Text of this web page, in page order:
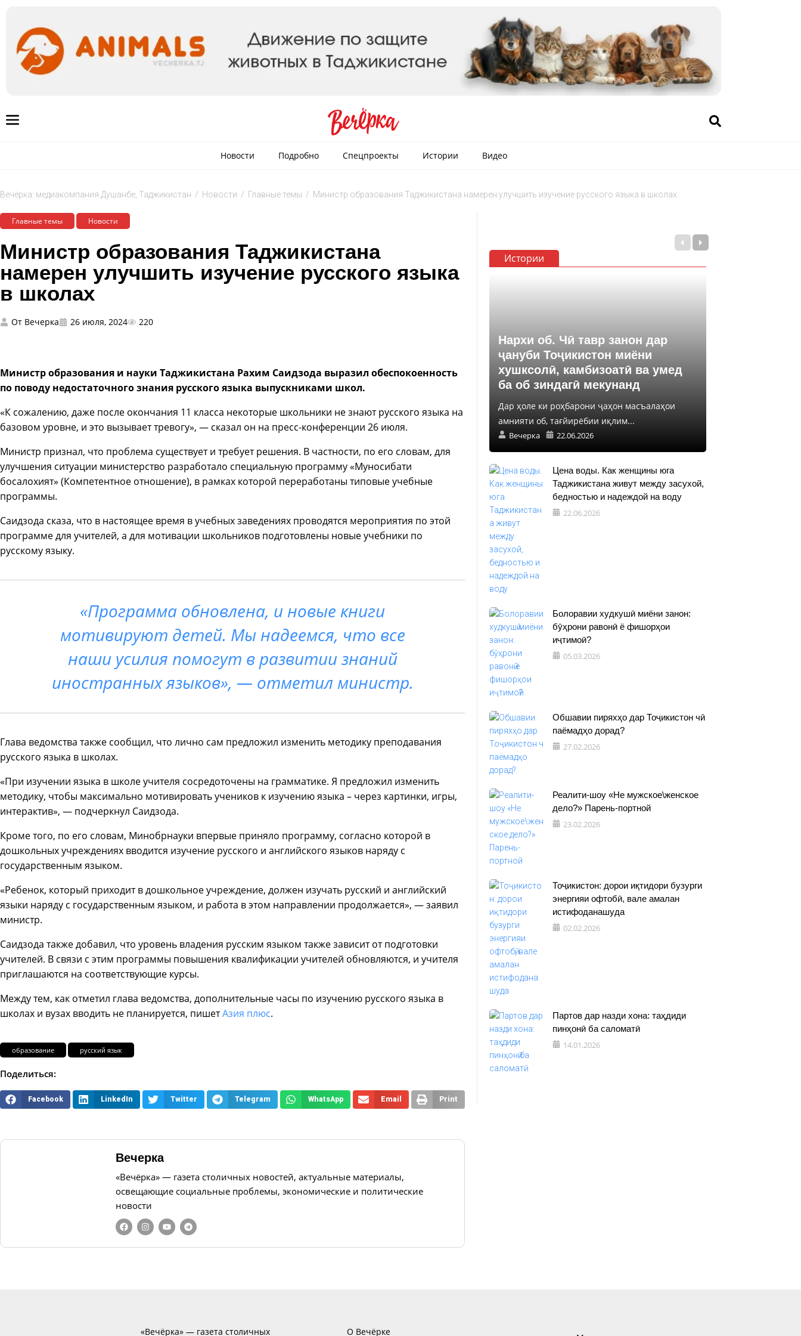
Новости Подробно Спецпроекты Истории Видео
Вечёрка: медиакомпания Душанбе, Таджикистан / Новости / Главные темы / Министр образования Таджикистана намерен улучшить изучение русского языка в школах
Главные темы Новости
Министр образования Таджикистана
намерен улучшить изучение русского языка
в школах
От Вечерка 26 июля, 2024 220
Министр образования и науки Таджикистана Рахим Саидзода выразил обеспокоенность
по поводу недостаточного знания русского языка выпускниками школ.
«К сожалению, даже после окончания 11 класса некоторые школьники не знают русского языка на
базовом уровне, и это вызывает тревогу», — сказал он на пресс-конференции 26 июля.
Министр признал, что проблема существует и требует решения. В частности, по его словам, для
улучшения ситуации министерство разработало специальную программу «Муносибати
босалохият» (Компетентное отношение), в рамках которой переработаны типовые учебные
программы.
Саидзода сказа, что в настоящее время в учебных заведениях проводятся мероприятия по этой
программе для учителей, а для мотивации школьников подготовлены новые учебники по
русскому языку.
«Программа обновлена, и новые книги
мотивируют детей. Мы надеемся, что все
наши усилия помогут в развитии знаний
иностранных языков», — отметил министр.
Глава ведомства также сообщил, что лично сам предложил изменить методику преподавания
русского языка в школах.
«При изучении языка в школе учителя сосредоточены на грамматике. Я предложил изменить
методику, чтобы максимально мотивировать учеников к изучению языка – через картинки, игры,
интерактив», — подчеркнул Саидзода.
Кроме того, по его словам, Минобрнауки впервые приняло программу, согласно которой в
дошкольных учреждениях вводится изучение русского и английского языков наряду с
государственным языком.
«Ребенок, который приходит в дошкольное учреждение, должен изучать русский и английский
языки наряду с государственным языком, и работа в этом направлении продолжается», — заявил
министр.
Саидзода также добавил, что уровень владения русским языком также зависит от подготовки
учителей. В связи с этим программы повышения квалификации учителей обновляются, и учителя
приглашаются на соответствующие курсы.
Между тем, как отметил глава ведомства, дополнительные часы по изучению русского языка в
школах и вузах вводить не планируется, пишетАзия плюс.
образование русский язык
Поделиться:
Facebook LinkedIn Twitter Telegram WhatsApp Email Print
Вечерка
«Вечёрка» — газета столичных новостей, актуальные материалы,
освещающие социальные проблемы, экономические и политические
новости
Истории
Нархи об. Чӣ тавр занон дар
ҷануби Тоҷикистон миёни
хушксолӣ, камбизоатӣ ва умед
ба об зиндагӣ мекунанд
Дар ҳоле ки роҳбарони ҷаҳон масъалаҳои
амнияти об, тағйирёбии иқлим...
Вечерка 22.06.2026
Цена воды. Как женщины юга
Таджикистана живут между засухой,
бедностью и надеждой на воду
22.06.2026
Болоравии худкушӣ миёни занон:
бӯҳрони равонӣ ё фишорҳои
иҷтимоӣ?
05.03.2026
Обшавии пиряхҳо дар Тоҷикистон чӣ
паёмадҳо дорад?
27.02.2026
Реалити-шоу «Не мужское\женское
дело?» Парень-портной
23.02.2026
Тоҷикистон: дорои иқтидори бузурги
энергияи офтобӣ, вале амалан
истифоданашуда
02.02.2026
Партов дар назди хона: таҳдиди
пинҳонӣ ба саломатӣ
14.01.2026
«Вечёрка» — газета столичных О Вечёрке